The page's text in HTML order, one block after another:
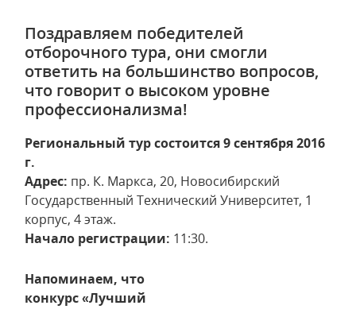
Поздравляем победителей
отборочного тура, они смогли
ответить на большинство вопросов,
что говорит о высоком уровне
профессионализма!
Региональный тур состоится 9 сентября 2016
г.
Адрес: пр. К. Маркса, 20, Новосибирский
Государственный Технический Университет, 1
корпус, 4 этаж.
Начало регистрации: 11:30.
Напоминаем, что
конкурс «Лучший